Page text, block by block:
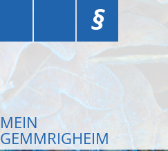
§
MEIN
GEMMRIGHEIM